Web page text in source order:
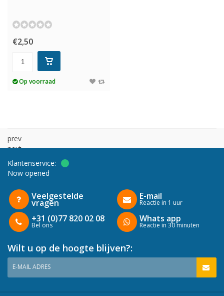
€2,50
Op voorraad
prev
next
Klantenservice:
Now opened
Veelgestelde
vragen
+31 (0)77 820 02 08
Bel ons
E-mail
Reactie in 1 uur
Whats app
Reactie in 30 minuten
Wilt u op de hoogte blijven?:
E-MAIL ADRES